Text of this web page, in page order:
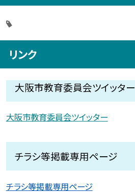
リンク
大阪市教育委員会ツイッター
大阪市教育委員会ツイッター
チラシ等掲載専用ページ
チラシ等掲載専用ページ